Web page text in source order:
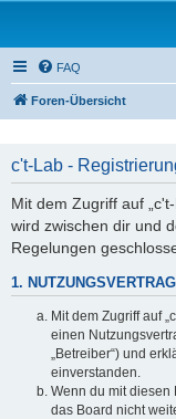
FAQ
Foren-Übersicht
c't-Lab -
Mit dem Zugriff auf
wird zwischen dir und
Regelungen
1. NUTZUNGSVERTRAG
Mit dem Zugriff auf
einen
„Betreiber“) und
einverstanden.
Wenn du mit diesen
das Board nicht